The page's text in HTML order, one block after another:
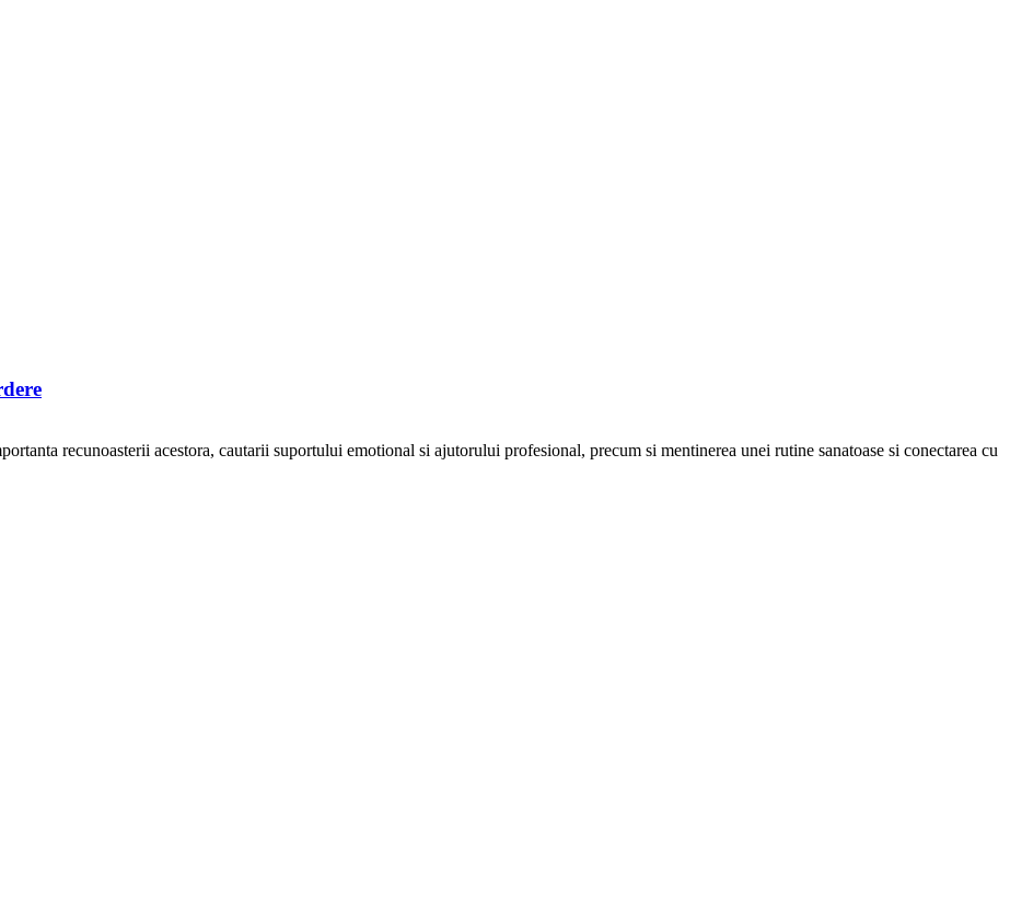
recunoasterii acestora, cautarii suportului emotional si ajutorului profesional, precum si mentinerea unei rutine sanatoase si conectarea cu